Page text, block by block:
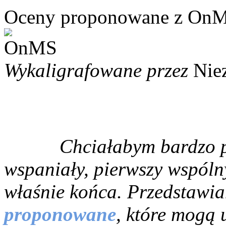
Oceny proponowane z
Wykaligrafowane przez
Chciałabym bardzo
wspaniały, pierwszy
właśnie końca.
proponowane, które mogą